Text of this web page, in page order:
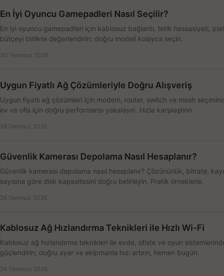
En İyi Oyuncu Gamepadleri Nasıl Seçilir?
En iyi oyuncu gamepadleri için kablosuz bağlantı, tetik hassasiyeti,
bütçeyi birlikte değerlendirin; doğru modeli kolayca seçin.
30 Temmuz 2026
Uygun Fiyatlı Ağ Çözümleriyle Doğru Alışveriş
Uygun fiyatlı ağ çözümleri için modem, router, switch ve mesh
ev ve ofis için doğru performansı yakalayın. Hızla karşılaştırın.
28 Temmuz 2026
Güvenlik Kamerası Depolama Nasıl Hesaplanır?
Güvenlik kamerası depolama nasıl hesaplanır? Çözünürlük, bitrate,
sayısına göre disk kapasitesini doğru belirleyin. Pratik örneklerle.
26 Temmuz 2026
Kablosuz Ağ Hızlandırma Teknikleri ile Hızlı Wi-Fi
Kablosuz ağ hızlandırma teknikleri ile evde, ofiste ve oyun sistemlerinde
güçlendirin; doğru ayar ve ekipmanla hızı artırın, hemen bugün.
24 Temmuz 2026